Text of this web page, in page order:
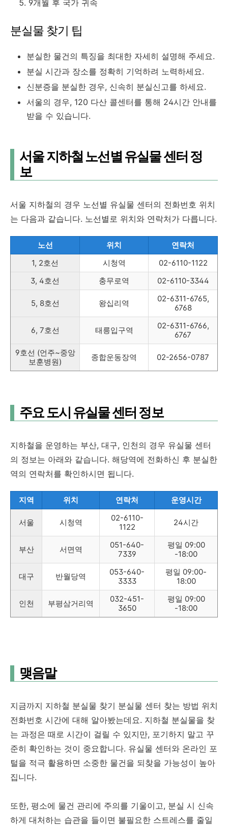
9개월 후 국가 귀속
분실물 찾기 팁
분실한 물건의 특징을 최대한 자세히 설명해 주세요.
분실 시간과 장소를 정확히 기억하려 노력하세요.
신분증을 분실한 경우, 신속히 분실신고를 하세요.
서울의 경우, 120 다산 콜센터를 통해 24시간 안내를
받을 수 있습니다.
서울 지하철 노선별 유실물 센터 정
보
서울 지하철의 경우 노선별 유실물 센터의 전화번호 위치
는 다음과 같습니다. 노선별로 위치와 연락처가 다릅니다.
노선 위치
연락처
1, 2호선
시청역
02-6110-1122
3, 4호선
충무로역 02-6110-3344
5, 8호선 왕십리역
02-6311-6765,
6768
6, 7호선 태릉입구역
02-6311-6766,
6767
9호선 (언주~중앙
보훈병원)
종합운동장역 02-2656-0787
주요 도시 유실물 센터 정보
지하철을 운영하는 부산, 대구, 인천의 경우 유실물 센터
의 정보는 아래와 같습니다. 해당역에 전화하신 후 분실한
역의 연락처를 확인하시면 됩니다.
지역 위치 연락처 운영시간
서울 시청역
02-6110-
1122
24시간
부산 서면역
051-640-
7339
평일 09:00
-18:00
대구 반월당역
053-640-
3333
평일 09:00-
18:00
인천 부평삼거리역
032-451-
3650
평일 09:00
-18:00
맺음말
지금까지 지하철 분실물 찾기 분실물 센터 찾는 방법 위치
전화번호 시간에 대해 알아봤는데요. 지하철 분실물을 찾
는 과정은 때로 시간이 걸릴 수 있지만, 포기하지 말고 꾸
준히 확인하는 것이 중요합니다. 유실물 센터와 온라인 포
털을 적극 활용하면 소중한 물건을 되찾을 가능성이 높아
집니다.
또한, 평소에 물건 관리에 주의를 기울이고, 분실 시 신속
하게 대처하는 습관을 들이면 불필요한 스트레스를 줄일